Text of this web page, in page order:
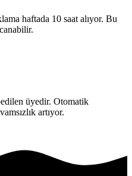
haftada 10 saat alıyor. Bu
üyedir. Otomatik
artıyor.